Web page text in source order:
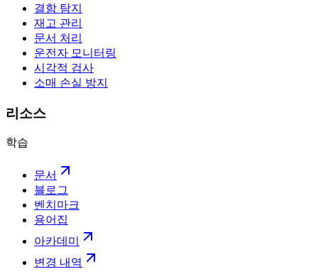
결함 탐지
재고 관리
문서 처리
운전자 모니터링
시각적 검사
소매 손실 방지
리소스
학습
문서
블로그
벤치마크
용어집
아카데미
변경 내역